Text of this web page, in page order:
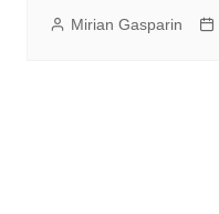
Mirian Gasparin